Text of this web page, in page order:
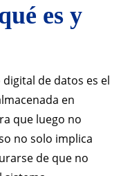
es y
de datos es el
en
que luego no
no solo implica
de que no